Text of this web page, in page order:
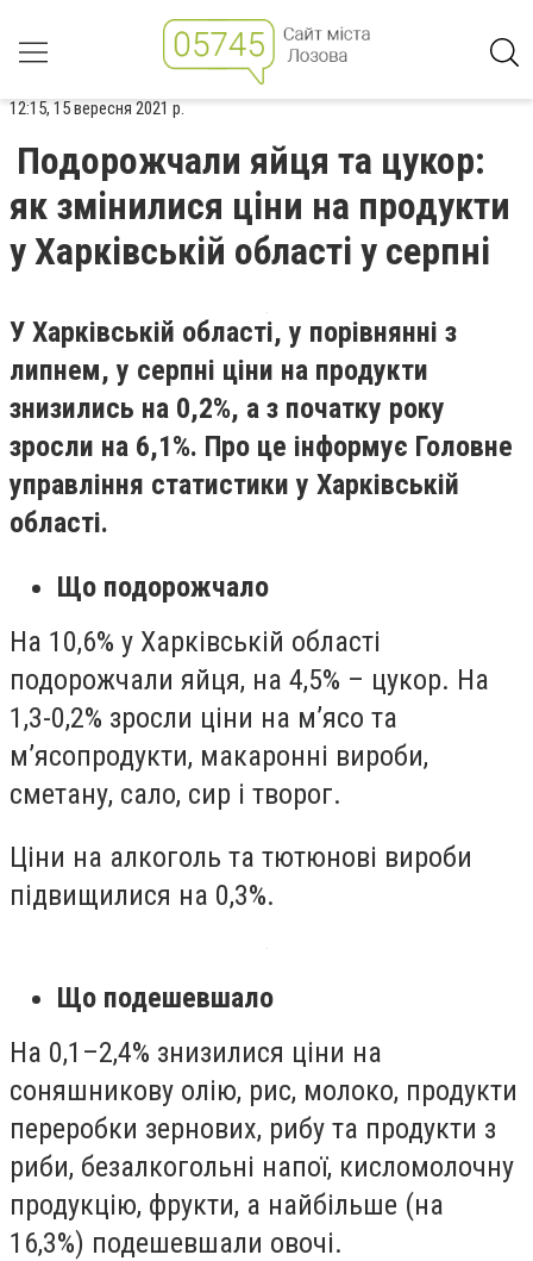
12:15, 15 вересня 2021 р.
Подорожчали яйця та цукор:
як змінилися ціни на продукти
у Харківській області у серпні
У Харківській області, у порівнянні з
липнем, у серпні ціни на продукти
знизились на 0,2%, а з початку року
зросли на 6,1%. Про це інформує Головне
управління статистики у Харківській
області.
Що подорожчало
На 10,6% у Харківській області
подорожчали яйця, на 4,5% – цукор. На
1,3-0,2% зросли ціни на м’ясо та
м’ясопродукти, макаронні вироби,
сметану, сало, сир і творог.
Ціни на алкоголь та тютюнові вироби
підвищилися на 0,3%.
Що подешевшало
На 0,1–2,4% знизилися ціни на
соняшникову олію, рис, молоко, продукти
переробки зернових, рибу та продукти з
риби, безалкогольні напої, кисломолочну
продукцію, фрукти, а найбільше (на
16,3%) подешевшали овочі.